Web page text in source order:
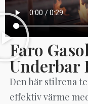
Faro
Underbar
Den här stilrena
effektiv värme